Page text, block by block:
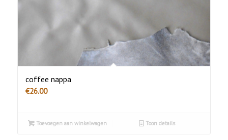
coffee nappa
€26.00
Toevoegen aan winkelwagen Toon details